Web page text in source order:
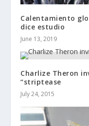
Calentamiento
dice estudio
June 13, 2019
Charlize Theron
“striptease
July 24, 2015